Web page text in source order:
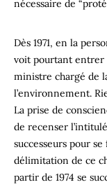
nécessaire de
Dès 1971, en la
voit pourtant entrer
ministre chargé de
l’environnement.
La prise de
de recenser
successeurs pour
délimitation de ce
partir de 1974 se